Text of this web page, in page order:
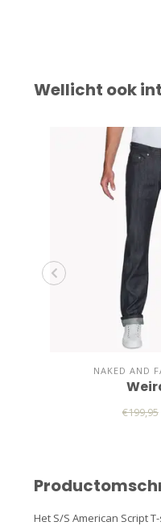
Wellicht ook
NAKED AND
€199,95
Het S/S American Script